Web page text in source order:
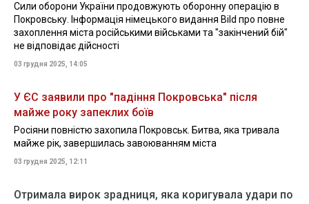
Сили оборони України продовжують оборонну операцію в
Покровську. Інформація німецького видання Bild про повне
захоплення міста російськими військами та "закінчений бій"
не відповідає дійсності
03 грудня 2025, 14:05
У ЄС заявили про "падіння Покровська" після
майже року запеклих боїв
Росіяни повністю захопила Покровськ. Битва, яка тривала
майже рік, завершилась завоюванням міста
03 грудня 2025, 12:11
Отримала вирок зрадниця, яка коригувала удари по